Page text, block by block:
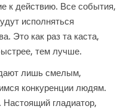
к действию. Все события,
исполняться
Это как раз та каста,
тем лучше.
лишь смелым,
конкуренции людям.
Настоящий гладиатор,